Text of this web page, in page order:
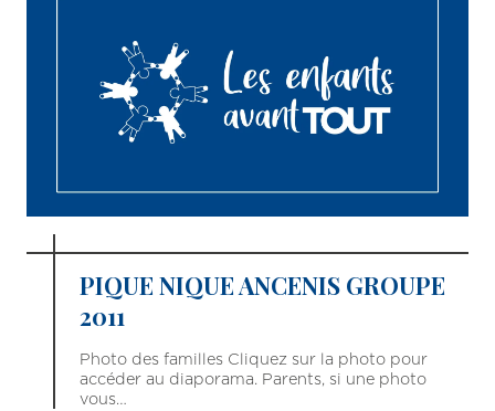
PIQUE NIQUE ANCENIS GROUPE
2011
Photo des familles Cliquez sur la photo pour
accéder au diaporama. Parents, si une photo
vous…